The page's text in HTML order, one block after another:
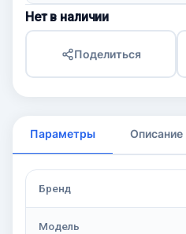
Нет в наличии
Поделиться
Параметры Описание
Бренд
Модель